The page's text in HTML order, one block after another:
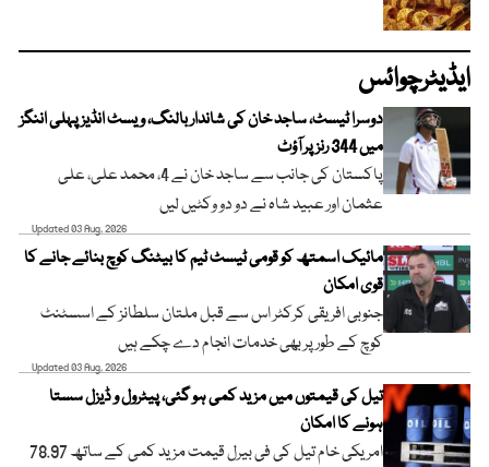
ایڈیٹرچوائس
دوسرا ٹیسٹ، ساجد خان کی شاندار بالنگ، ویسٹ انڈیز پہلی اننگز
میں 344 رنز پر آؤٹ
پاکستان کی جانب سے ساجد خان نے 4، محمد علی، علی
عثمان اور عبید شاہ نے دو دو وکٹیں لیں
Updated 03 Aug, 2026
مائیک اسمتھ کو قومی ٹیسٹ ٹیم کا بیٹنگ کوچ بنائے جانے کا
قوی امکان
جنوبی افریقی کرکٹر اس سے قبل ملتان سلطانز کے اسسٹنٹ
کوچ کے طور پر بھی خدمات انجام دے چکے ہیں
Updated 03 Aug, 2026
تیل کی قیمتوں میں مزید کمی ہو گئی، پیٹرول و ڈیزل سستا
ہونے کا امکان
امریکی خام تیل کی فی بیرل قیمت مزید کمی کے ساتھ 78.97